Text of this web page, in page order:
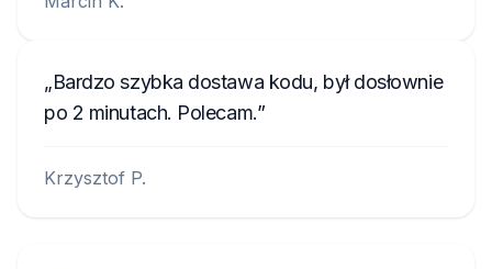
Bardzo szybka dostawa kodu, był dosłownie
po 2 minutach. Polecam.
Krzysztof P.